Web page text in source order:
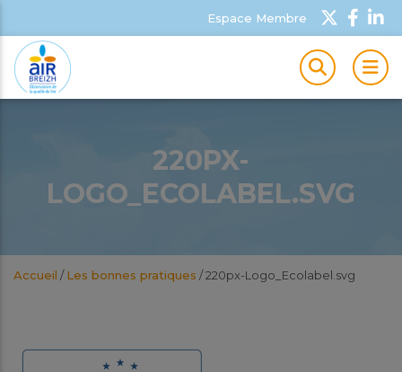
Espace Membre
220PX-
LOGO_ECOLABEL.SVG
Accueil /Les bonnes pratiques /220px-Logo_Ecolabel.svg